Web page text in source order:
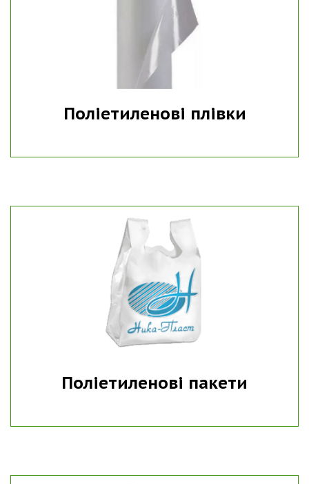
Поліетиленові плівки
Поліетиленові пакети